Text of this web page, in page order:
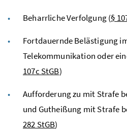
Beharrliche Verfolgung (§
Fortdauernde Belästigung
Telekommunikation oder
107c StGB)
Aufforderung zu mit Strafe
und Gutheißung mit Strafe
282 StGB)